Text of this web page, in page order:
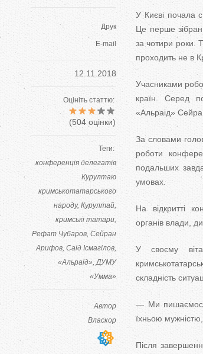
Друк
E-mail
12.11.2018
Оцініть статтю:
(504 оцінки)
Теги:
конференція делегатів
Курултаю
кримськотатарського
народу Курултай
кримські татари
Рефат Чубаров Сейран
Арифов Саід Ісмагілов
«Альраід» ДУМУ
«Умма»
Автор
Власкор
У Києві почала
Це перше
за чотири роки.
проходить не в
Учасниками
країн. Серед
«Альраід»
За словами
роботи
подальших
умовах.
На відкритті
органів влади,
У своєму
складність
— Ми пишаємося
їхньою мужністю,
Після